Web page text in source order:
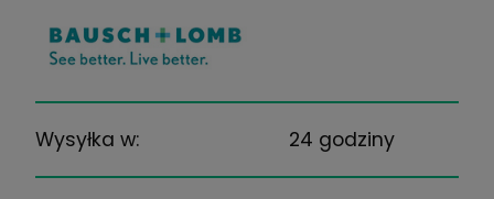
(0 Opinii)